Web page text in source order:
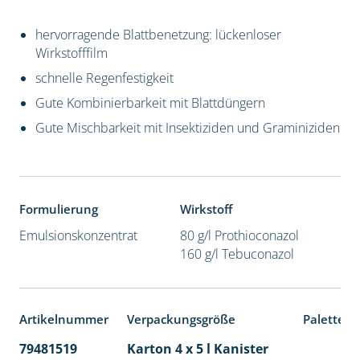
hervorragende Blattbenetzung: lückenloser
Wirkstofffilm
schnelle Regenfestigkeit
Gute Kombinierbarkeit mit Blattdüngern
Gute Mischbarkeit mit Insektiziden und Graminiziden
Formulierung
Emulsionskonzentrat
Wirkstoff
80 g/l Prothioconazol
160 g/l Tebuconazol
Artikelnummer Verpackungsgröße
79481519 Karton 4 x 5 l Kanister